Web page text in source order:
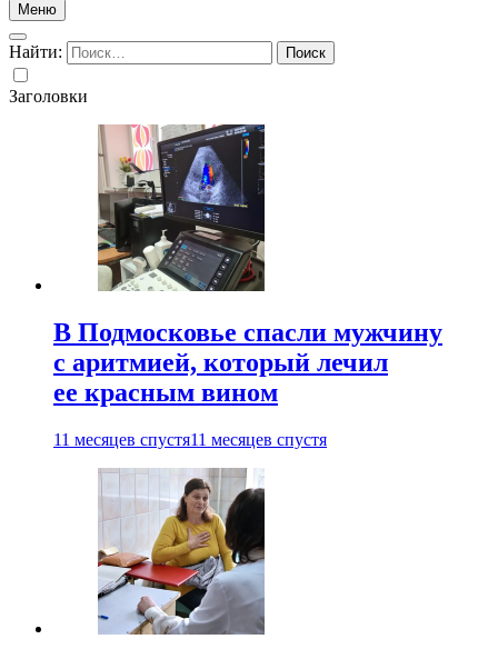
Меню
Найти:
Заголовки
В Подмосковье спасли мужчину
с аритмией, который лечил
ее красным вином
11 месяцев спустя11 месяцев спустя